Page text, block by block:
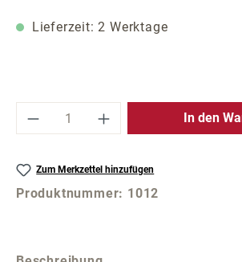
Lieferzeit: 2 Werktage
Produkt Anzahl: Gib den
In den
Zum Merkzettel hinzufügen
Produktnummer: 1012